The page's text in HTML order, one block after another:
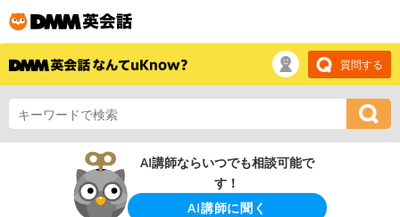
質問する
AI講師ならいつでも相談可能で
す！
AI講師に聞く